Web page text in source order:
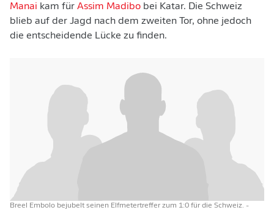
Manai kam für Assim Madibo bei Katar. Die Schweiz
blieb auf der Jagd nach dem zweiten Tor, ohne jedoch
die entscheidende Lücke zu finden.
Breel Embolo bejubelt seinen Elfmetertreffer zum 1:0 für die Schweiz. -